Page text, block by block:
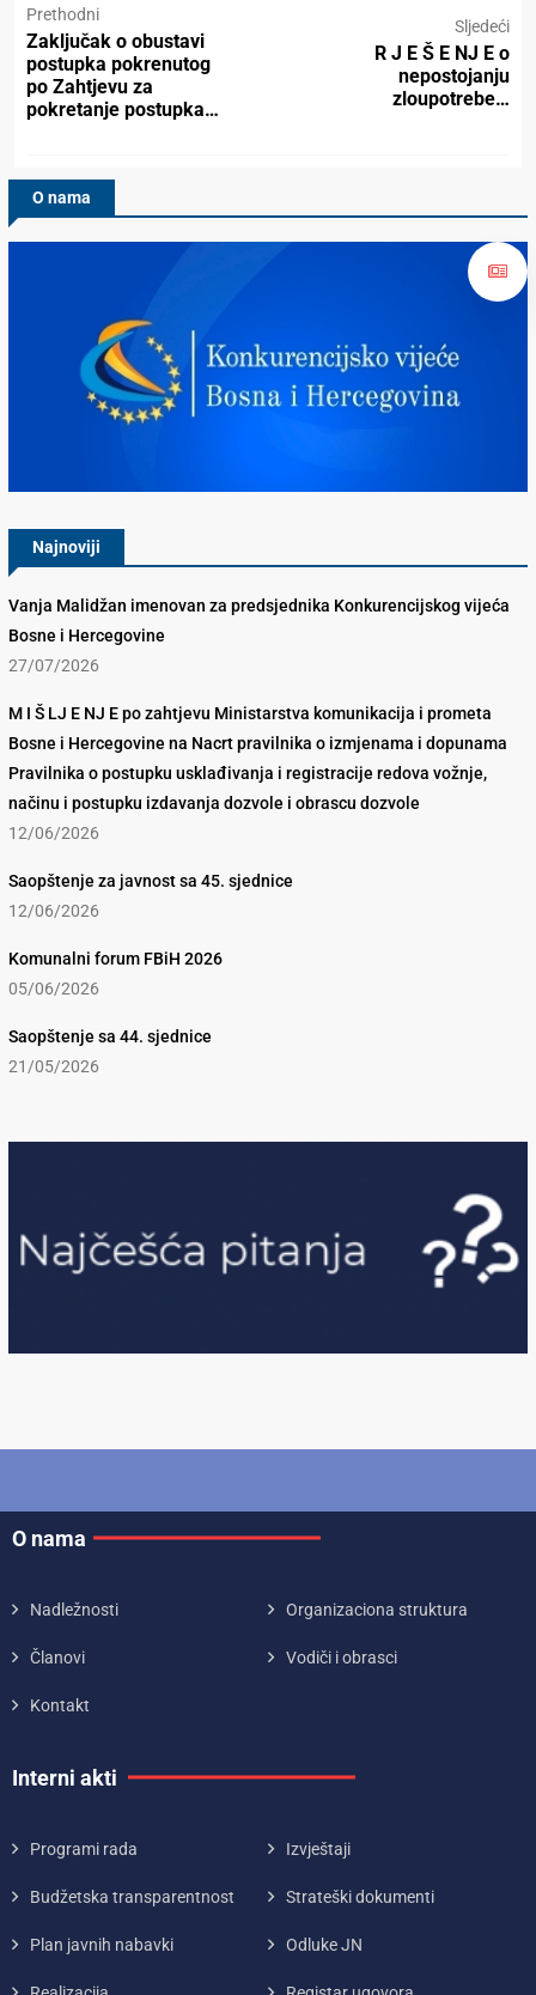
Prethodni
Zaključak o obustavi
postupka pokrenutog
po Zahtjevu za
pokretanje postupka…
Sljedeći
R J E Š E NJ E o
nepostojanju
zloupotrebe…
O nama
Najnoviji
Vanja Malidžan imenovan za predsjednika Konkurencijskog vijeća
Bosne i Hercegovine
27/07/2026
M I Š LJ E NJ E po zahtjevu Ministarstva komunikacija i prometa
Bosne i Hercegovine na Nacrt pravilnika o izmjenama i dopunama
Pravilnika o postupku usklađivanja i registracije redova vožnje,
načinu i postupku izdavanja dozvole i obrascu dozvole
12/06/2026
Saopštenje za javnost sa 45. sjednice
12/06/2026
Komunalni forum FBiH 2026
05/06/2026
Saopštenje sa 44. sjednice
21/05/2026
O nama
Nadležnosti Organizaciona struktura
Članovi Vodiči i obrasci
Kontakt
Interni akti
Programi rada Izvještaji
Budžetska transparentnost Strateški dokumenti
Plan javnih nabavki Odluke JN